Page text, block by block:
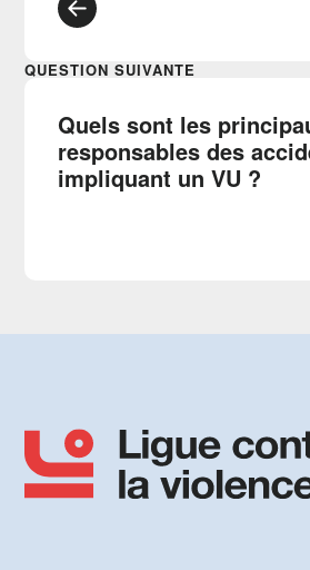
QUESTION SUIVANTE
Quels sont les
responsables des
impliquant un VU ?